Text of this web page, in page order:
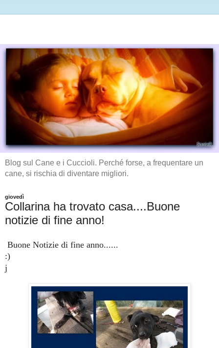
Blog sul Cane e i Cuccioli. Perché forse, a frequentare un
cane, si rischia di diventare migliori.
giovedì
Collarina ha trovato casa....Buone
notizie di fine anno!
Buone Notizie di fine anno......
:)
j